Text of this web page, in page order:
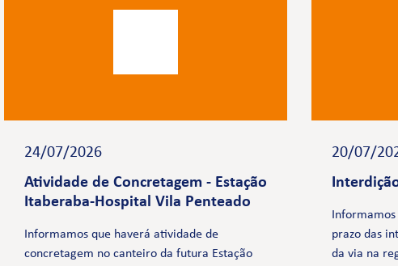
24/07/2026
Atividade de Concretagem - Estação
Itaberaba-Hospital Vila Penteado
Informamos que haverá atividade de
concretagem no canteiro da futura Estação
20/07/
prazo das
da via na